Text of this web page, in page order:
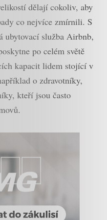
dělají cokoliv, aby
co nejvíce zmírnili. S
ubytovací služba Airbnb,
po celém světě
kapacit lidem stojící v
o zdravotníky,
kteří jsou často